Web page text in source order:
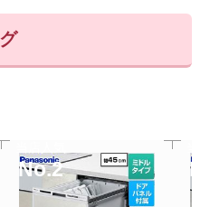
No.2